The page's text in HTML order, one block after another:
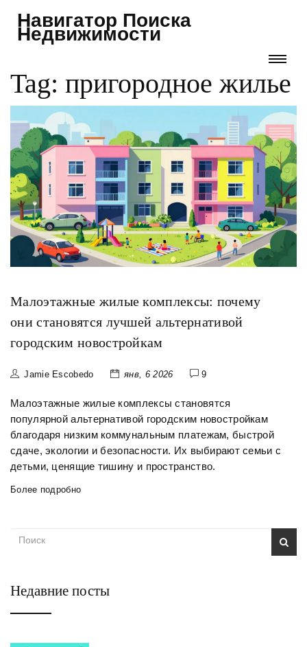
Навигатор Поиска
Недвижимости
Tag: пригородное жилье
Малоэтажные жилые комплексы: почему
они становятся лучшей альтернативой
городским новостройкам
Jamie Escobedo янв, 6 2026 9
Малоэтажные жилые комплексы становятся
популярной альтернативой городским новостройкам
благодаря низким коммунальным платежам, быстрой
сдаче, экологии и безопасности. Их выбирают семьи с
детьми, ценящие тишину и пространство.
Более подробно
Недавние посты